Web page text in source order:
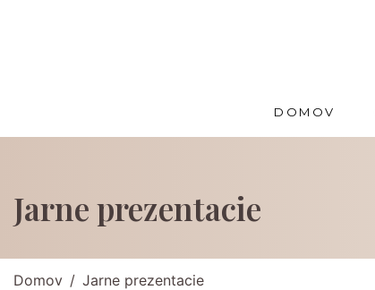
DOMOV
Jarne prezentacie
Domov Jarne prezentacie